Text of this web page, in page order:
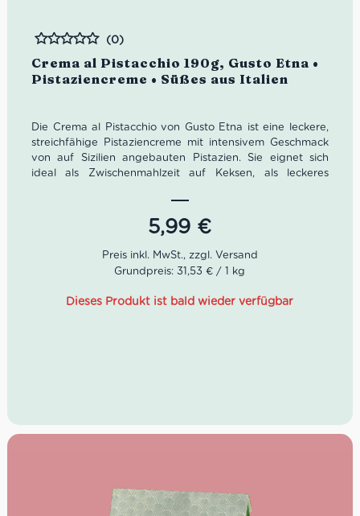
Crema al Pistacchio 190g, Gusto Etna •
Pistaziencreme • Süßes aus Italien
Bewertet
(0)
Die Crema al Pistacchio von Gusto Etna ist eine leckere,
streichfähige Pistaziencreme mit intensivem Geschmack
von auf Sizilien angebauten Pistazien. Sie eignet sich
ideal als Zwischenmahlzeit auf Keksen, als leckeres
Genießen mit einem Teelöffel.
5,99 €
Grundpreis: 31,53 € / 1 kg
Dieses Produkt ist bald wieder verfügbar